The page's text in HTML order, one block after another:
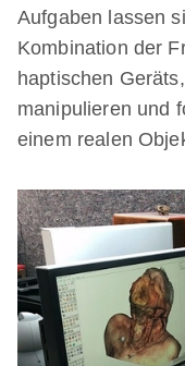
Aufgaben lassen
Kombination der
haptischen
manipulieren und
einem realen